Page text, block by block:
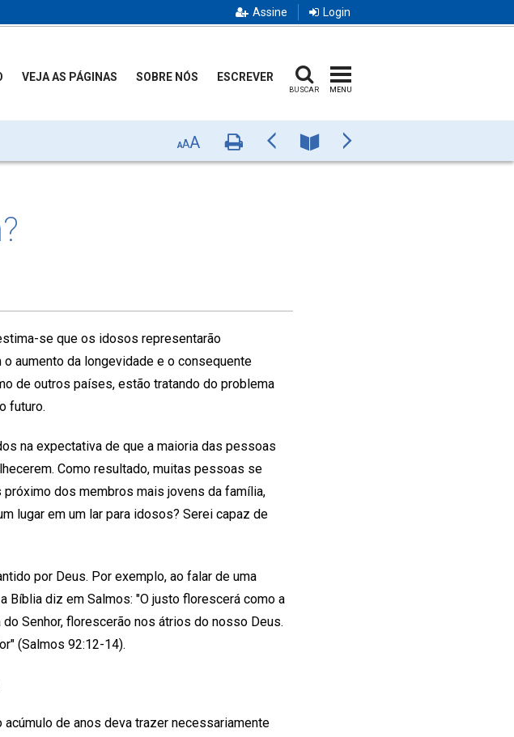
Assine Login
VEJA AS PÁGINAS SOBRE NÓS ESCREVER
BUSCAR MENU
AAA ImprimirAnterior NúmeroPróximo
se que os idosos representarão
aumento da longevidade e o consequente
de outros países, estão tratando do problema
futuro.
na expectativa de que a maioria das pessoas
Como resultado, muitas pessoas se
dos membros mais jovens da família,
lugar em um lar para idosos? Serei capaz de
por Deus. Por exemplo, ao falar de uma
Bíblia diz em Salmos: "O justo florescerá como a
Senhor, florescerão nos átrios do nosso Deus.
(Salmos 92:12-14).
de anos deva trazer necessariamente